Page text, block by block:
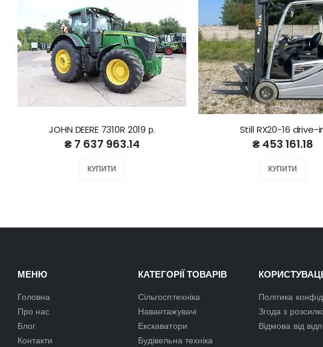
JOHN DEERE 7310R 2019 р.
₴ 7 637 963.14
КУПИТИ
Still RX20-16 drive-
₴ 453 161.18
КУПИТИ
МЕНЮ
Головна
Про нас
Блог
Контакти
КАТЕГОРІЇ ТОВАРІВ
Сільгосптехніка
Навантажувачі
Екскаватори
Будівельна техніка
Політика
Згода з
Відмова від